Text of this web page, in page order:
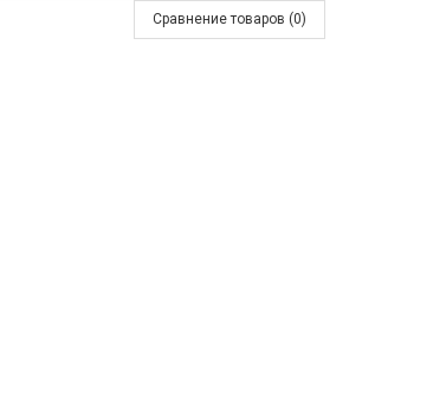
Сравнение товаров (0)